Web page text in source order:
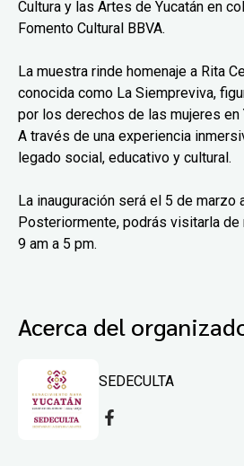
Cultura y las Artes de Yucatán en
Fomento Cultural BBVA.
La muestra rinde homenaje a Rita
conocida como La Siempreviva,
por los derechos de las mujeres en
A través de una experiencia
legado social, educativo y cultural.
La inauguración será el 5 de marzo
Posteriormente, podrás visitarla
9 am a 5 pm.
Acerca del
SEDECULTA